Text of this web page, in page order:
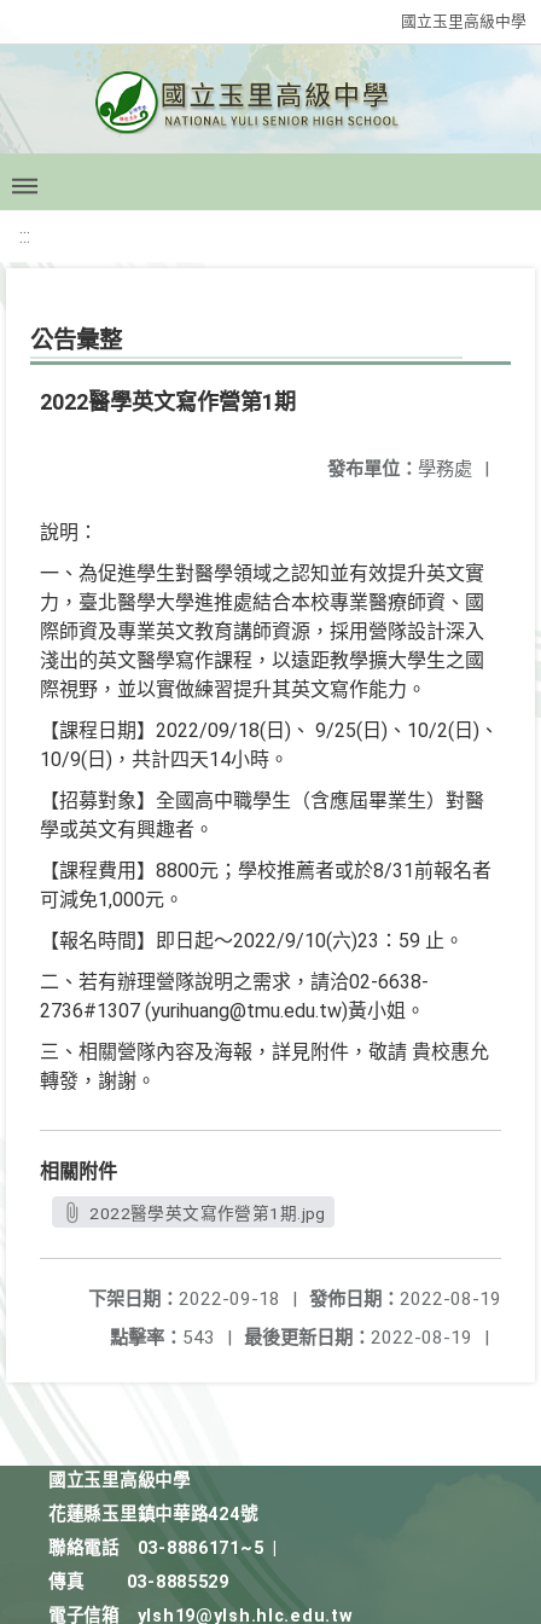
國立玉里高級中學
:::
公告彙整
2022醫學英文寫作營第1期
發布單位： 學務處 |
說明：
一、為促進學生對醫學領域之認知並有效提升英文實
力，臺北醫學大學進推處結合本校專業醫療師資、國
際師資及專業英文教育講師資源，採用營隊設計深入
淺出的英文醫學寫作課程，以遠距教學擴大學生之國
際視野，並以實做練習提升其英文寫作能力。
【課程日期】2022/09/18(日)、 9/25(日)、10/2(日)、
10/9(日)，共計四天14小時。
【招募對象】全國高中職學生（含應屆畢業生）對醫
學或英文有興趣者。
【課程費用】8800元；學校推薦者或於8/31前報名者
可減免1,000元。
【報名時間】即日起～2022/9/10(六)23：59 止。
二、若有辦理營隊說明之需求，請洽02-6638-
2736#1307 (yurihuang@tmu.edu.tw)黃小姐。
三、相關營隊內容及海報，詳見附件，敬請 貴校惠允
轉發，謝謝。
相關附件
2022醫學英文寫作營第1期.jpg
發佈日期： 2022-08-19
下架日期： 2022-09-18
|
最後更新日期： 2022-08-19 |
點擊率： 543 |
國立玉里高級中學
花蓮縣玉里鎮中華路424號
聯絡電話
03-8886171~5
傳真
03-8885529
電子信箱
ylsh19@ylsh.hlc.edu.tw